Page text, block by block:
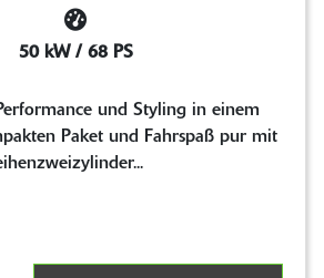
50 kW / 68 PS
und Styling in einem
Paket und Fahrspaß pur mit